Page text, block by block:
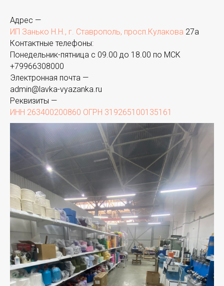
Адрес —
ИП Занько Н.Н., г. Ставрополь, просп.Кулакова 27а
Контактные телефоны:
Понедельник-пятница с 09.00 до 18.00 по МСК
+79966308000
Электронная почта —
admin@lavka-vyazanka.ru
Реквизиты —
ИНН 263400200860 ОГРН 319265100135161